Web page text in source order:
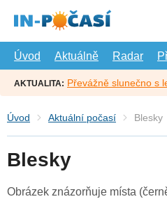
hlavní
Úvod
Aktuálně Radar
AKTUALITA: Převážně slunečno s
Úvod Aktuální počasí Blesky
Blesky
Obrázek znázorňuje místa